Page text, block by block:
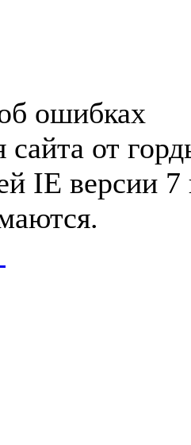
ошибках
сайта от
IE версии